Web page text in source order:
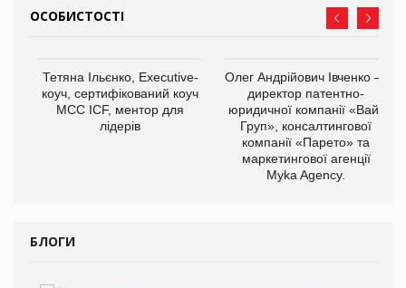
ОСОБИСТОСТІ
Тетяна Ільєнко, Executive-
коуч, сертифікований коуч
МСС ICF, ментор для
лідерів
Олег Андрійович Івченко —
директор патентно-
юридичної компанії «Вайз
Груп», консалтингової
компанії «Парето» та
маркетингової агенції
Myka Agency.
БЛОГИ